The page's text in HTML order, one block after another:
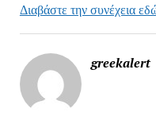
Διαβάστε την συνέχεια
greekalert